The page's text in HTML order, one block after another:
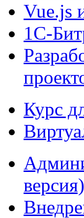
Vue.js
1С-
Курс
версия)